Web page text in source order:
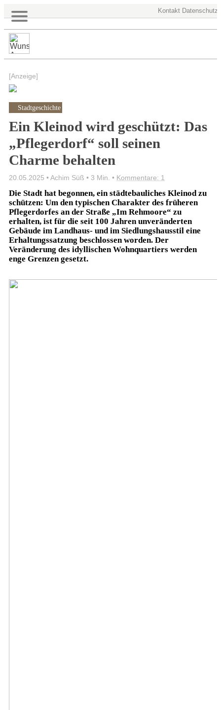
Datenschutz
Kontakt
[Anzeige]
Stadtgeschichte
Ein Kleinod wird geschützt: Das
„Pflegerdorf“ soll seinen
Charme behalten
20.05.2025 • Achim Süß • 3 Min. • Kommentare: 1
Die Stadt hat begonnen, ein städtebauliches Kleinod zu
schützen: Um den typischen Charakter des früheren
Pflegerdorfes an der Straße „Im Rehmoore“ zu
erhalten, ist für die seit 100 Jahren unveränderten
Gebäude im Landhaus- und im Siedlungshausstil eine
Erhaltungssatzung beschlossen worden. Der
Veränderung des idyllischen Wohnquartiers werden
enge Grenzen gesetzt.